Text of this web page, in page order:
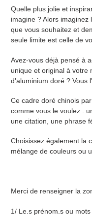
à
votre
panier
Quelle plus jolie et
imagine ?Alors imaginez
que vous souhaitez et
seule limite est celle de
Avez-vous déjà pensé à
unique et original à votre
d'aluminium doré ? Vous
Ce cadre doré chinois
comme vous le voulez :
une citation, une phrase
Choisissez également la
mélange de couleurs ou
Merci de renseigner la
1/ Le.s prénom.s ou